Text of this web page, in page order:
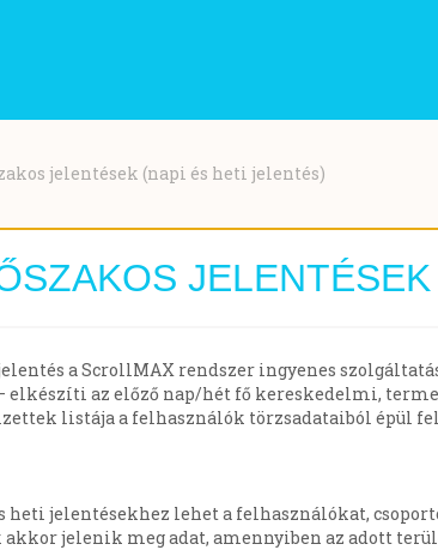
jelentések (napi és heti jelentés)
a ScrollMAX rendszer ingyenes
elkészíti az előző nap/hét fő kereskedelmi,
listája a felhasználók törzsadataiból épül
heti jelentésekhez lehet a felhasználókat,
akkor jelenik meg adat, amennyiben az adott